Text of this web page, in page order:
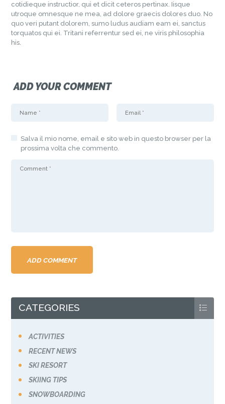
cotidieque instructior, qui et dicit ceteros pertinax. Iisque
utroque omnesque ne mea, ad dolore graecis dolores duo. No
quo veri putant dolorem, sumo ludus audiam eam ei, sanctus
torquatos qui ei. Tritani referrentur sed ei, ne viris philosophia
his.
ADD YOUR COMMENT
Salva il mio nome, email e sito web in questo browser per la
prossima volta che commento.
CATEGORIES
ACTIVITIES
RECENT NEWS
SKI RESORT
SKIING TIPS
SNOWBOARDING